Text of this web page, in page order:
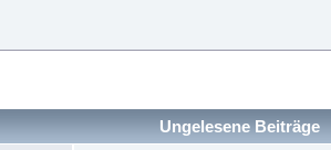
Ungelesene Beiträge